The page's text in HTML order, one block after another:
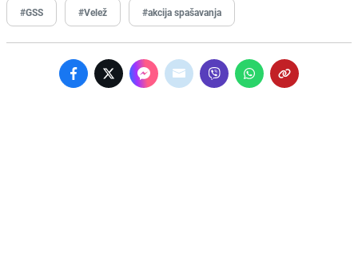
#GSS #Velež #akcija spašavanja